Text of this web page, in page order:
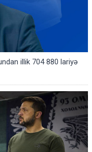
illik 704 880 lariyə